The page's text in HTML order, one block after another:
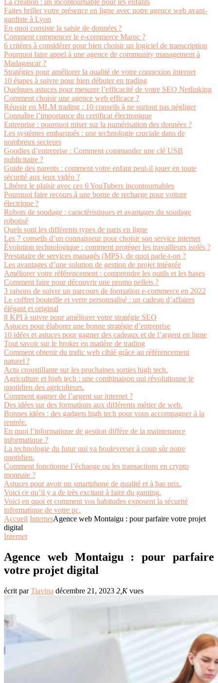
La création : un incontournable pour les enfants
Faites briller votre présence en ligne avec notre agence web avant-
gardiste à Lyon
En quoi consiste la saisie de données ?
Comment commencer le e-commerce Maroc ?
6 critères à considérer pour bien choisir un logiciel de transcription
Pourquoi faire appel à une agence de community management à
Madagascar ?
Stratégies pour améliorer la qualité de votre connexion internet
10 étapes à suivre pour bien débuter en trading
Quelques astuces pour mesurer l’efficacité de votre SEO Netlinking
Comment choisir une agence web efficace ?
Réussir en MLM trading : 10 conseils à ne surtout pas négliger
Connaître l’importance du certificat électronique
Entreprise : pourquoi miser sur la numérisation des données ?
Les systèmes embarqués : une technologie cruciale dans de
nombreux secteurs
Goodies d’entreprise : Comment commander une clé USB
publicitaire ?
Guide des parents : comment votre enfant peut-il jouer en toute
sécurité aux jeux vidéo ?
Libérez le plaisir avec ces 6 YouTubers incontournables
Pourquoi faire recours à une borne de recharge pour voiture
électrique ?
Robots de soudage : caractéristiques et avantages du soudage
robotisé
Quels sont les différents types de paris en ligne
Les 7 conseils d’un connaisseur pour choisir son service internet
Évolution technologique : comment protéger les travailleurs isolés ?
Prestataire de services managés (MPS), de quoi parle-t-on ?
Les avantages d’une solution de gestion de projet intégrée
Améliorer votre référencement : comprendre les outils et les bases
Comment faire pour découvrir une promo pellets ?
3 raisons de suivre un parcours de formation e-commerce en 2022
Le coffret bouteille et verre personnalisé : un cadeau d’affaires
élégant et original
8 KPI à suivre pour améliorer votre stratégie SEO
Astuces pour élaborer une bonne stratégie d’entreprise
10 idées et astuces pour gagner des cadeaux et de l’argent en ligne
Tout savoir sur le broker en matière de trading
Comment obtenir du trafic web ciblé grâce au référencement
naturel ?
Actu croustillante sur les prochaines sorties high tech.
Agriculture et high tech : une combinaison qui révolutionne le
quotidien des agriculteurs.
Comment gagner de l’argent sur internet ?
Des idées sur des formations aux différents métier de web.
Bonnes idées : des gadgets high tech pour vous accompagner à la
rentrée.
En quoi l’informatique de gestion diffère de la maintenance
informatique ?
La technologie du futur qui va bouleverser à coup sûr notre
quotidien.
Comment fonctionne l’échange ou les transactions en crypto
monnaie ?
Astuces pour avoir un smartphone de qualité et à bas prix.
Voici ce qu’il y a de très excitant à faire du gaming.
Voici en quoi et comment vos habitudes exposent la sécurité
informatique de votre pc.
Accueil InternetAgence web Montaigu : pour parfaire votre projet
digital
Internet
Agence web Montaigu : pour parfaire
votre projet digital
écrit parTiavina décembre 21, 2023 2,Kvues